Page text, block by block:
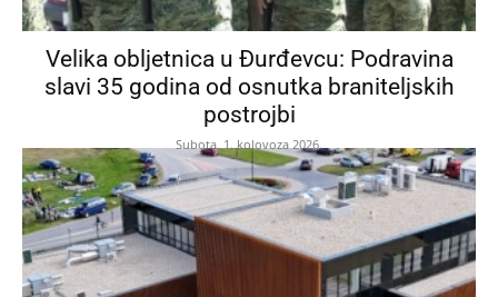
Velika obljetnica u Đurđevcu: Podravina
slavi 35 godina od osnutka braniteljskih
postrojbi
Subota, 1. kolovoza 2026.